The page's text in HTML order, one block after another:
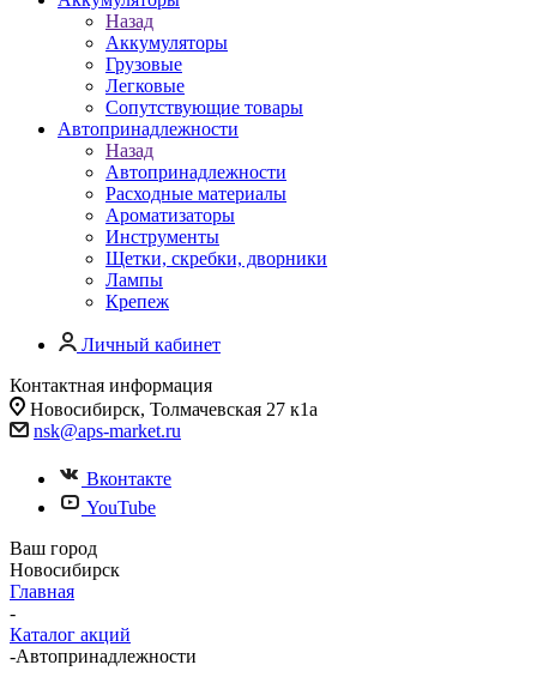
Назад
Аккумуляторы
Грузовые
Легковые
Сопутствующие товары
Автопринадлежности
Назад
Автопринадлежности
Расходные материалы
Ароматизаторы
Инструменты
Щетки, скребки, дворники
Лампы
Крепеж
Личный кабинет
Контактная информация
Новосибирск, Толмачевская 27 к1а
nsk@aps-market.ru
Вконтакте
YouTube
Ваш город
Новосибирск
Главная
-
Каталог акций
-Автопринадлежности